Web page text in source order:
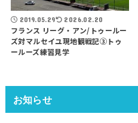
2019.05.29 2026.02.20
フランス リーグ・アン/トゥールー
ズ対マルセイユ現地観戦記③トゥ
ールーズ練習見学
お知らせ